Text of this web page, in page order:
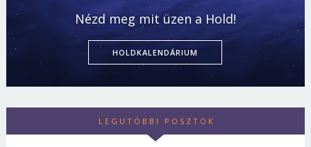
Nézd meg mit üzen a Hold!
HOLDKALENDÁRIUM
LEGUTÓBBI POSZTOK